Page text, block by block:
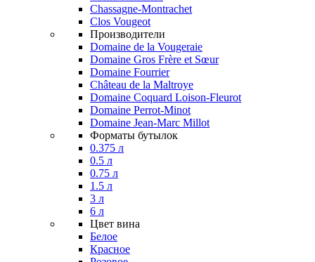
Chassagne-Montrachet
Clos Vougeot
Производители
Domaine de la Vougeraie
Domaine Gros Frère et Sœur
Domaine Fourrier
Château de la Maltroye
Domaine Coquard Loison-Fleurot
Domaine Perrot-Minot
Domaine Jean-Marc Millot
Форматы бутылок
0.375 л
0.5 л
0.75 л
1.5 л
3 л
6 л
Цвет вина
Белое
Красное